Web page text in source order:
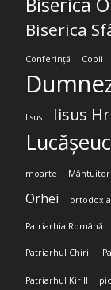
Biserica
Conferință Copii
Iisus Iisus
moarte
Orhei ortodoxia
Patriarhia Română
Patriarhul Chiril
Patriarhul Kirill